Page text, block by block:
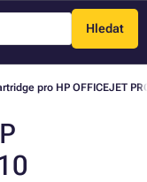
Hledat
Menu
pro HP OFFICEJET